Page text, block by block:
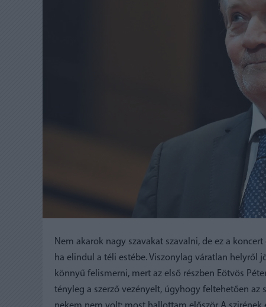
Nem akarok nagy szavakat szavalni, de ez a
ha elindul a téli estébe. Viszonylag váratlan helyről
könnyű felismerni, mert az első részben Eötvös
tényleg a szerző vezényelt, úgyhogy feltehetően